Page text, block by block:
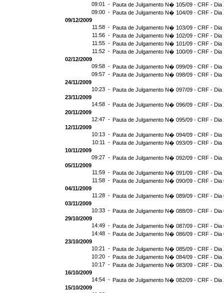
09:01 - Pauta de Julgamento N� 105/09 - CRF - Dia
09:00 - Pauta de Julgamento N� 104/09 - CRF - Dia
09/12/2009
11:58 - Pauta de Julgamento N� 103/09 - CRF - Dia
11:56 - Pauta de Julgamento N� 102/09 - CRF - Dia
11:55 - Pauta de Julgamento N� 101/09 - CRF - Dia
11:52 - Pauta de Julgamento N� 100/09 - CRF - Dia
02/12/2009
09:58 - Pauta de Julgamento N� 099/09 - CRF - Dia
09:57 - Pauta de Julgamento N� 098/09 - CRF - Dia
24/11/2009
10:23 - Pauta de Julgamento N� 097/09 - CRF - Dia
23/11/2009
14:58 - Pauta de Julgamento N� 096/09 - CRF - Dia
20/11/2009
12:47 - Pauta de Julgamento N� 095/09 - CRF - Dia
12/11/2009
10:13 - Pauta de Julgamento N� 094/09 - CRF - Dia
10:11 - Pauta de Julgamento N� 093/09 - CRF - Dia
10/11/2009
09:27 - Pauta de Julgamento N� 092/09 - CRF - Dia
05/11/2009
11:59 - Pauta de Julgamento N� 091/09 - CRF - Dia
11:58 - Pauta de Julgamento N� 090/09 - CRF - Dia
04/11/2009
11:28 - Pauta de Julgamento N� 089/09 - CRF - Dia
03/11/2009
10:33 - Pauta de Julgamento N� 088/09 - CRF - Dia
29/10/2009
14:49 - Pauta de Julgamento N� 087/09 - CRF - Dia
14:48 - Pauta de Julgamento N� 086/09 - CRF - Dia
23/10/2009
10:21 - Pauta de Julgamento N� 085/09 - CRF - Dia
10:20 - Pauta de Julgamento N� 084/09 - CRF - Dia
10:17 - Pauta de Julgamento N� 083/09 - CRF - Dia
16/10/2009
14:54 - Pauta de Julgamento N� 082/09 - CRF - Dia
15/10/2009